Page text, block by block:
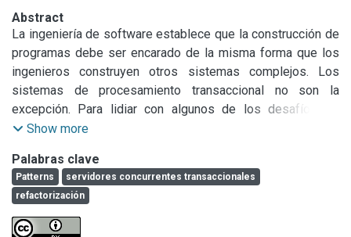
Abstract
La ingeniería de software establece que la construcción de
programas debe ser encarado de la misma forma que los
ingenieros construyen otros sistemas complejos. Los
sistemas de procesamiento transaccional no son la
excepción. Para lidiar con algunos de los desafíos de
construir estas soluciones, se desarrolló una propuesta de
de conceptos comunes, obtenidos del análisis de
soluciones preexistentes, y de experiencias del equipo
que desarrolla esta propuesta. Esta recolección de
factores comunes se hace de forma iterativa, y se
Show more
Palabras clave
Patterns
servidores concurrentes transaccionales
refactorización